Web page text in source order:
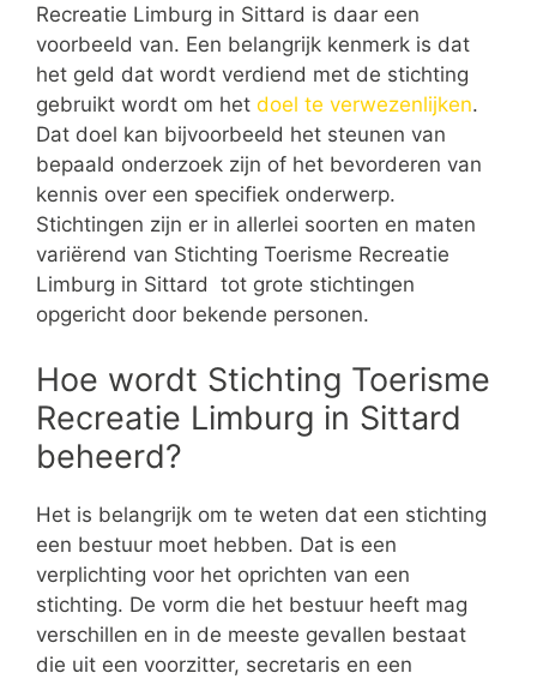
Recreatie Limburg in Sittard is daar een
voorbeeld van. Een belangrijk kenmerk is dat
het geld dat wordt verdiend met de stichting
gebruikt wordt om het doel te verwezenlijken.
Dat doel kan bijvoorbeeld het steunen van
bepaald onderzoek zijn of het bevorderen van
kennis over een specifiek onderwerp.
Stichtingen zijn er in allerlei soorten en maten
variërend van Stichting Toerisme Recreatie
Limburg in Sittard tot grote stichtingen
opgericht door bekende personen.
Hoe wordt Stichting Toerisme
Recreatie Limburg in Sittard
beheerd?
Het is belangrijk om te weten dat een stichting
een bestuur moet hebben. Dat is een
verplichting voor het oprichten van een
stichting. De vorm die het bestuur heeft mag
verschillen en in de meeste gevallen bestaat
die uit een voorzitter, secretaris en een